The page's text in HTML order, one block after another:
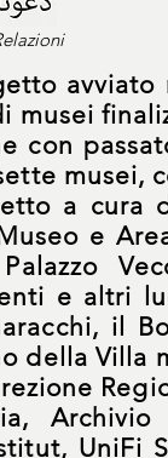
avviato
musei
con
musei,
a cura
e
e altri
il
della Villa
UniFi